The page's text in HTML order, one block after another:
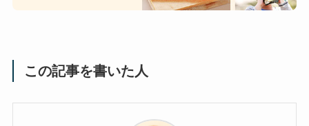
この記事を書いた人